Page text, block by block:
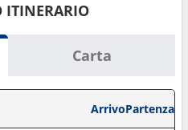
ITINERARIO
Carta
ArrivoPartenza